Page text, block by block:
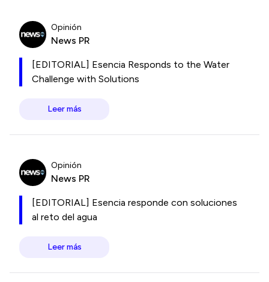
Opinión
News PR
[EDITORIAL] Esencia Responds to the Water
Challenge with Solutions
Leer más
Opinión
News PR
[EDITORIAL] Esencia responde con soluciones
al reto del agua
Leer más